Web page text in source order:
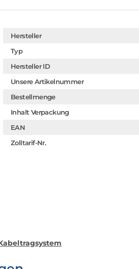
Hersteller
Typ
Hersteller ID
Unsere Artikelnummer
Bestellmenge
Inhalt Verpackung
EAN
Zolltarif-Nr.